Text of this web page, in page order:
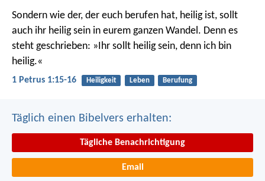
Sondern wie der, der euch berufen hat, heilig ist, sollt
auch ihr heilig sein in eurem ganzen Wandel. Denn es
steht geschrieben: »Ihr sollt heilig sein, denn ich bin
heilig.«
1 Petrus 1:15-16 Heiligkeit Leben Berufung
Täglich einen Bibelvers erhalten:
Tägliche Benachrichtigung
Email